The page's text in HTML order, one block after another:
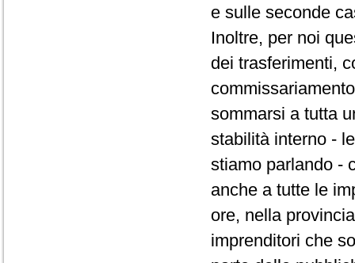
e sulle seconde
Inoltre, per noi
dei trasferimenti,
sommarsi a tutta
stabilità interno -
stiamo parlando -
anche a tutte le
ore, nella
imprenditori che